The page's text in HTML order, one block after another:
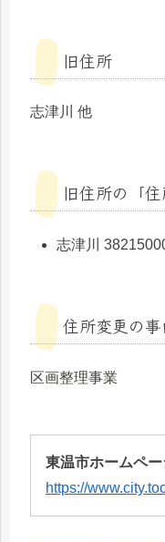
旧住所
志津川 他
旧住所の「住
志津川
住所変更の事
区画整理事業
東温市ホームペー
https://